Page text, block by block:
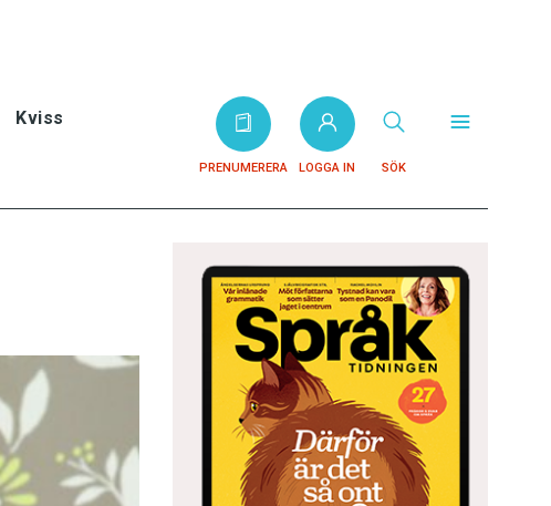
Kviss
PRENUMERERA LOGGA IN SÖK